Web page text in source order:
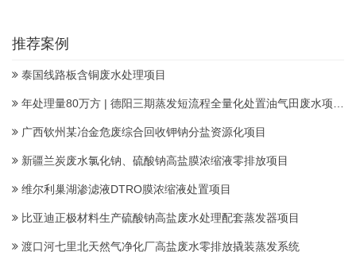
推荐案例
泰国线路板含铜废水处理项目
年处理量80万方 | 德阳三期蒸发短流程全量化处置油气田废水项目顺利投产
广西钦州某冶金危废综合回收钾钠分盐资源化项目
新疆兰炭废水氯化钠、硫酸钠高盐膜浓缩液零排放项目
维尔利巢湖渗滤液DTRO膜浓缩液处置项目
比亚迪正极材料生产硫酸钠高盐废水处理配套蒸发器项目
渡口河七里北天然气净化厂高盐废水零排放撬装蒸发系统